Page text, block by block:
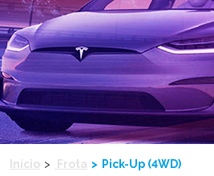
Início Frota Pick-Up (4WD)